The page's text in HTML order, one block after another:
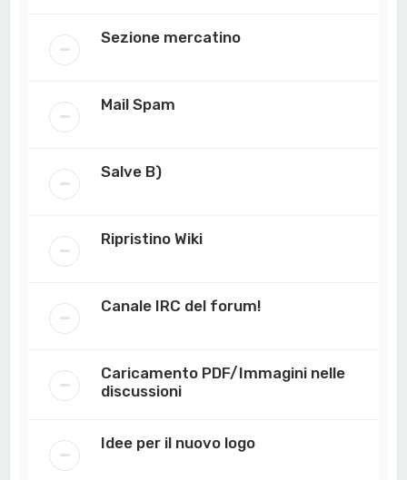
Sezione mercatino
Mail Spam
Salve B)
Ripristino Wiki
Canale IRC del forum!
Caricamento PDF/Immagini nelle
discussioni
Idee per il nuovo logo